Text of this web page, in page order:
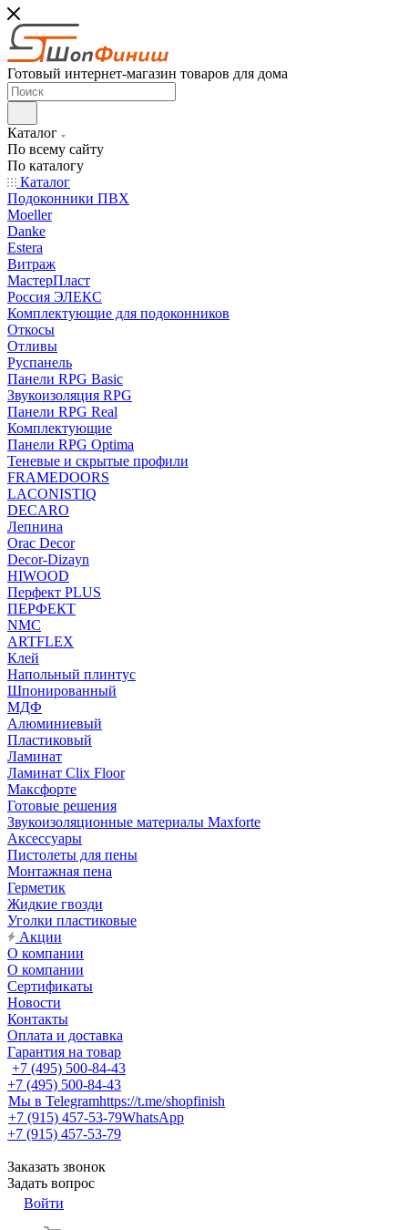
Готовый интернет-магазин товаров для дома
Каталог
По всему сайту
По каталогу
Каталог
Подоконники ПВХ
Moeller
Danke
Estera
Витраж
МастерПласт
Россия ЭЛЕКС
Комплектующие для подоконников
Откосы
Отливы
Руспанель
Панели RPG Basic
Звукоизоляция RPG
Панели RPG Real
Комплектующие
Панели RPG Optima
Теневые и скрытые профили
FRAMEDOORS
LACONISTIQ
DECARO
Лепнина
Orac Decor
Decor-Dizayn
HIWOOD
Перфект PLUS
ПЕРФЕКТ
NMC
ARTFLEX
Клей
Напольный плинтус
Шпонированный
МДФ
Алюминиевый
Пластиковый
Ламинат
Ламинат Clix Floor
Максфорте
Готовые решения
Звукоизоляционные материалы Maxforte
Аксессуары
Пистолеты для пены
Монтажная пена
Герметик
Жидкие гвозди
Уголки пластиковые
Акции
О компании
О компании
Сертификаты
Новости
Контакты
Оплата и доставка
Гарантия на товар
+7 (495) 500-84-43
+7 (495) 500-84-43
Мы в Telegramhttps://t.me/shopfinish
+7 (915) 457-53-79WhatsApp
+7 (915) 457-53-79
Заказать звонок
Задать вопрос
Войти